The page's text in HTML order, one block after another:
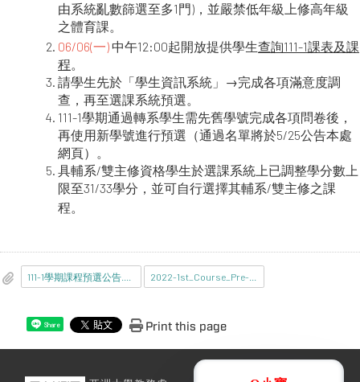
由系統亂數篩選至多1門)，並嚴禁低年級上修高年級
之體育課。
06/06(一) 中午12:00起開放提供學生查詢111-1課表及課
程。
請學生先於「學生資訊系統」→完成各項滿意度調
查，再至選課系統預選。
111-1學期通過轉系學生需先舊學號完成各項問卷後，
再使用新學號進行預選（通過名單將於5/25公告本處
網頁）。
具輔系/雙主修資格學生於選課系統上已調整學分數上
限至31/33學分，並可自行選擇其輔系/雙主修之課
程。
Share Print this page